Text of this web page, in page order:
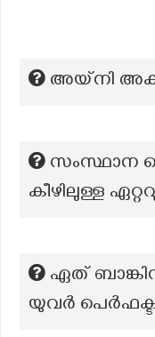
അയ്നി
സംസ്ഥാന
കീഴിലുള്ള
ഏത്
യുവർ